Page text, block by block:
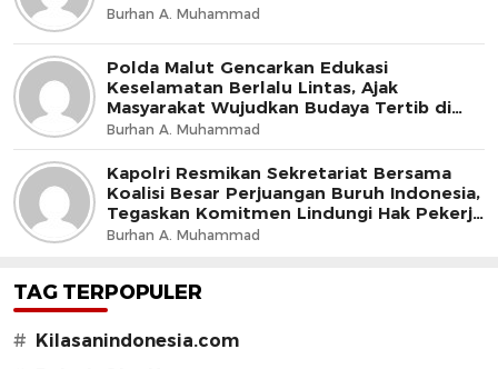
Burhan A. Muhammad
Polda Malut Gencarkan Edukasi
Keselamatan Berlalu Lintas, Ajak
Masyarakat Wujudkan Budaya Tertib di
Jalan
Burhan A. Muhammad
Kapolri Resmikan Sekretariat Bersama
Koalisi Besar Perjuangan Buruh Indonesia,
Tegaskan Komitmen Lindungi Hak Pekerja
dan Jaga Iklim Investasi
Burhan A. Muhammad
TAG TERPOPULER
#
Kilasanindonesia.com